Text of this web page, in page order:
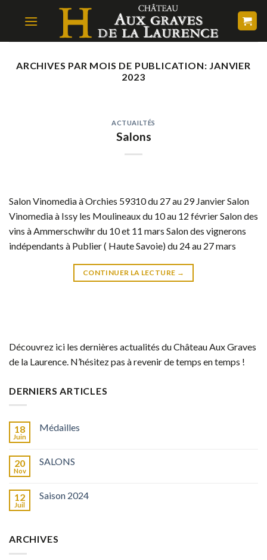
ARCHIVES PAR MOIS DE PUBLICATION: JANVIER
2023
ACTUAILTÉS
Salons
Salon Vinomedia à Orchies 59310 du 27 au 29 Janvier Salon
Vinomedia à Issy les Moulineaux du 10 au 12 février Salon des
vins à Ammerschwihr du 10 et 11 mars Salon des vignerons
indépendants à Publier ( Haute Savoie) du 24 au 27 mars
CONTINUER LA LECTURE →
Découvrez ici les dernières actualités du Château Aux Graves
de la Laurence. N’hésitez pas à revenir de temps en temps !
DERNIERS ARTICLES
18
Juin
Médailles
20
Nov
SALONS
12
Juil
Saison 2024
ARCHIVES